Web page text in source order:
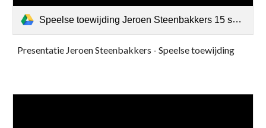
Speelse toewijding Jeroen Steenbakkers 15 september Antwerpen.pdf
Presentatie Jeroen Steenbakkers - Speelse toewijding